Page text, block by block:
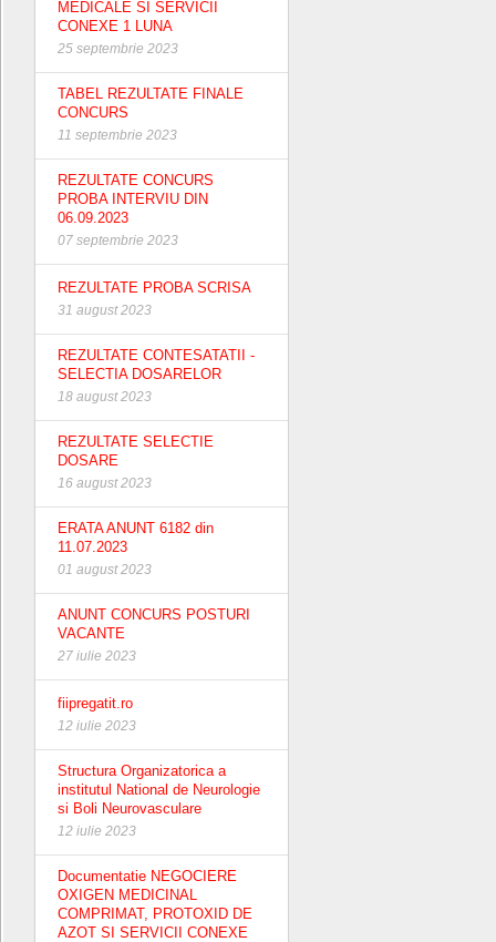
MEDICALE SI SERVICII
CONEXE 1 LUNA
25 septembrie 2023
TABEL REZULTATE FINALE
CONCURS
11 septembrie 2023
REZULTATE CONCURS
PROBA INTERVIU DIN
06.09.2023
07 septembrie 2023
REZULTATE PROBA SCRISA
31 august 2023
REZULTATE CONTESATATII -
SELECTIA DOSARELOR
18 august 2023
REZULTATE SELECTIE
DOSARE
16 august 2023
ERATA ANUNT 6182 din
11.07.2023
01 august 2023
ANUNT CONCURS POSTURI
VACANTE
27 iulie 2023
fiipregatit.ro
12 iulie 2023
Structura Organizatorica a
institutul National de Neurologie
si Boli Neurovasculare
12 iulie 2023
Documentatie NEGOCIERE
OXIGEN MEDICINAL
COMPRIMAT, PROTOXID DE
AZOT SI SERVICII CONEXE